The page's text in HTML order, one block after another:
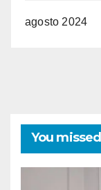
agosto 2024
You missed